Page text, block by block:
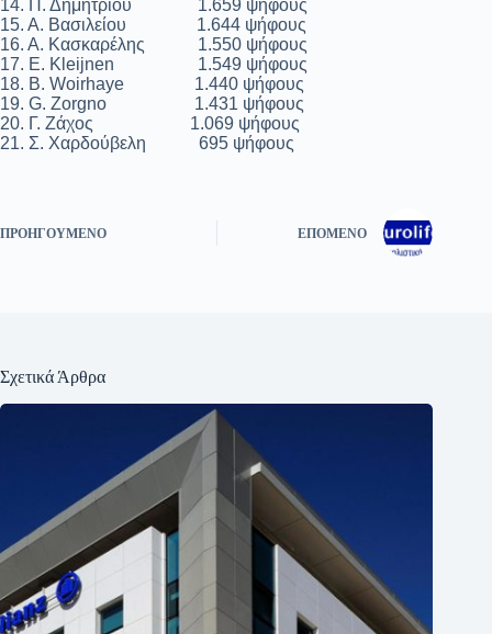
14. Π. Δημητρίου 1.659 ψήφους
15. Α. Βασιλείου 1.644 ψήφους
16. Α. Κασκαρέλης 1.550 ψήφους
17. E. Kleijnen 1.549 ψήφους
18. B. Woirhaye 1.440 ψήφους
19. G. Zorgno 1.431 ψήφους
20. Γ. Ζάχος 1.069 ψήφους
21. Σ. Χαρδούβελη 695 ψήφους
ΠΡΟΗΓΟΎΜΕΝΟ ΕΠΌΜΕΝΟ
Σχετικά Άρθρα